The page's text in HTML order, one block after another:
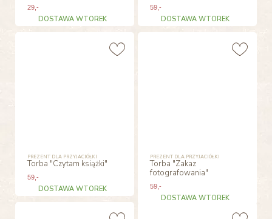
29,-
DOSTAWA WTOREK
59 ,-
DOSTAWA WTOREK
PREZENT DLA PRZYJACIÓŁKI
Torba "Czytam książki"
59,-
DOSTAWA WTOREK
PREZENT DLA PRZYJACIÓŁKI
Torba "Zakaz
fotografowania"
59 ,-
DOSTAWA WTOREK